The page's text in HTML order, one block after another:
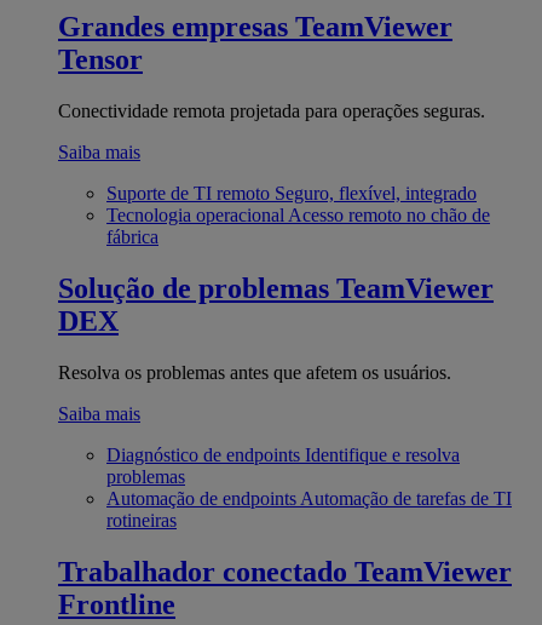
Grandes empresas TeamViewer
Tensor
Conectividade remota projetada para operações seguras.
Saiba mais
Suporte de TI remoto Seguro, flexível, integrado
Tecnologia operacional Acesso remoto no chão de
fábrica
Solução de problemas TeamViewer
DEX
Resolva os problemas antes que afetem os usuários.
Saiba mais
Diagnóstico de endpoints Identifique e resolva
problemas
Automação de endpoints Automação de tarefas de TI
rotineiras
Trabalhador conectado TeamViewer
Frontline